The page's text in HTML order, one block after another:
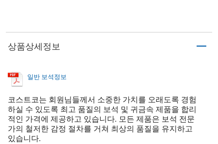
상품상세정보
일반 보석정보
코스트코는 회원님들께서 소중한 가치를 오래도록 경험
하실 수 있도록 최고 품질의 보석 및 귀금속 제품을 합리
적인 가격에 제공하고 있습니다. 모든 제품은 보석 전문
가의 철저한 감정 절차를 거쳐 최상의 품질을 유지하고
있습니다.